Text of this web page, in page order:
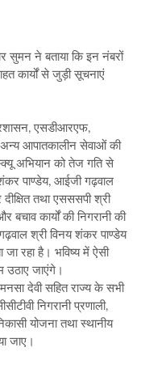
सुमन ने बताया कि इन नंबरों
कार्यों से जुड़ी सूचनाएं
एसडीआरएफ,
अन्य आपातकालीन सेवाओं की
अभियान को तेज गति से
पाण्डेय, आईजी गढ़वाल
दीक्षित तथा एसससपी श्री
कार्यों की निगरानी की
श्री विनय शंकर पाण्डेय
रहा है। भविष्य में ऐसी
उठाए जाएंगे।
देवी सहित राज्य के सभी
निगरानी प्रणाली,
योजना तथा स्थानीय
जाए।